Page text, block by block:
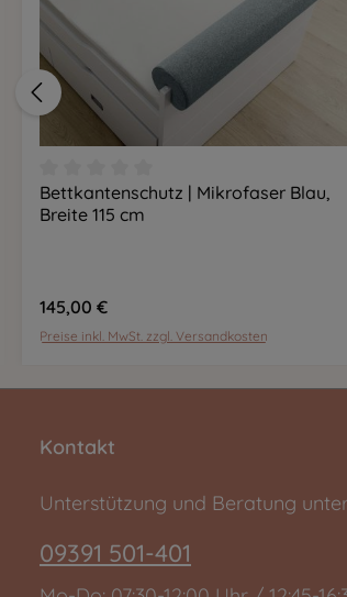
5 Sternen In den Warenkorb
Durchschnittliche Bewertung von
Bettkantenschutz | Mikrofaser Blau,
Breite 115 cm
145,00 €
Preise inkl. MwSt. zzgl. Versandkosten
Kontakt
Unterstützung und Beratung
09391 501-401